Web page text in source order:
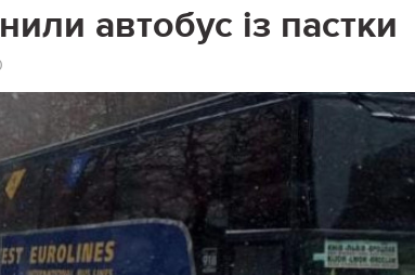
автобус із пастки